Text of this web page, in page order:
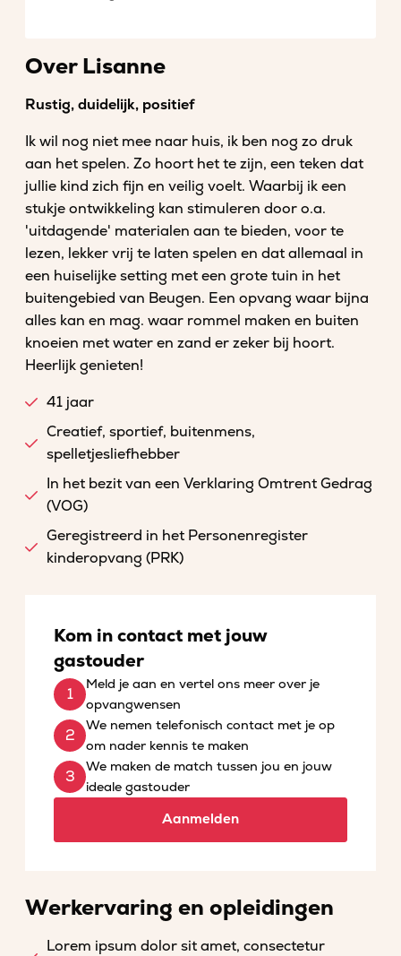
Over Lisanne
Rustig, duidelijk, positief
Ik wil nog niet mee naar huis, ik ben nog zo druk
aan het spelen. Zo hoort het te zijn, een teken dat
jullie kind zich fijn en veilig voelt. Waarbij ik een
stukje ontwikkeling kan stimuleren door o.a.
'uitdagende' materialen aan te bieden, voor te
lezen, lekker vrij te laten spelen en dat allemaal in
een huiselijke setting met een grote tuin in het
buitengebied van Beugen. Een opvang waar bijna
alles kan en mag. waar rommel maken en buiten
knoeien met water en zand er zeker bij hoort.
Heerlijk genieten!
41 jaar
Creatief, sportief, buitenmens,
spelletjesliefhebber
In het bezit van een Verklaring Omtrent Gedrag
(VOG)
Geregistreerd in het Personenregister
kinderopvang (PRK)
Kom in contact met jouw
gastouder
Meld je aan en vertel ons meer over je
opvangwensen
We nemen telefonisch contact met je op
om nader kennis te maken
We maken de match tussen jou en jouw
ideale gastouder
Aanmelden
Werkervaring en opleidingen
Lorem ipsum dolor sit amet, consectetur